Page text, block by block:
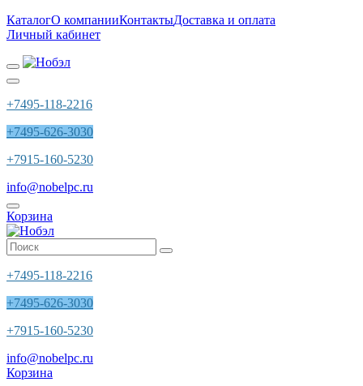
КаталогО компанииКонтактыДоставка и оплата
Личный кабинет
+7495-118-2216
+7495-626-3030
+7915-160-5230
info@nobelpc.ru
Корзина
+7495-118-2216
+7495-626-3030
+7915-160-5230
info@nobelpc.ru
Корзина